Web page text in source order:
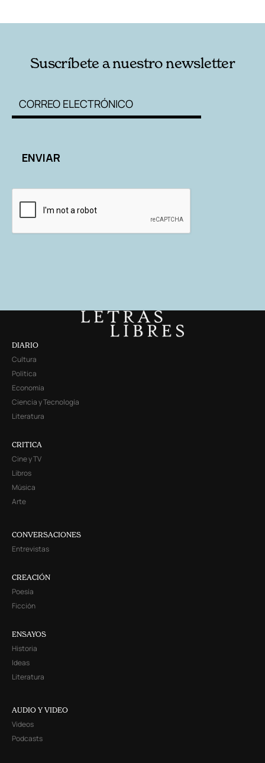
Suscríbete a nuestro newsletter
DIARIO
Cultura
Política
Economía
Ciencia y Tecnología
Literatura
CRITICA
Cine y TV
Libros
Música
Arte
CONVERSACIONES
Entrevistas
CREACIÓN
Poesía
Ficción
ENSAYOS
Historia
Ideas
Literatura
AUDIO Y VIDEO
Videos
Podcasts